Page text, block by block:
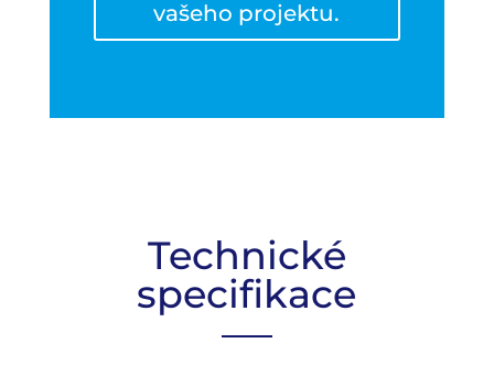
vašeho projektu.
Technické
specifikace